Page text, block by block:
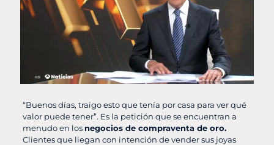
“Buenos días, traigo esto que tenía por casa para ver qué
valor puede tener”. Es la petición que se encuentran a
menudo en los negocios de compraventa de oro.
Clientes que llegan con intención de vender sus joyas